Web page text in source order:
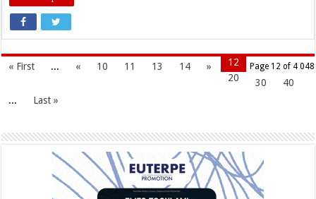
Page 12 of 4 048
« First ... « 10 11 12
13 14
»
20
30
40
...
Last »